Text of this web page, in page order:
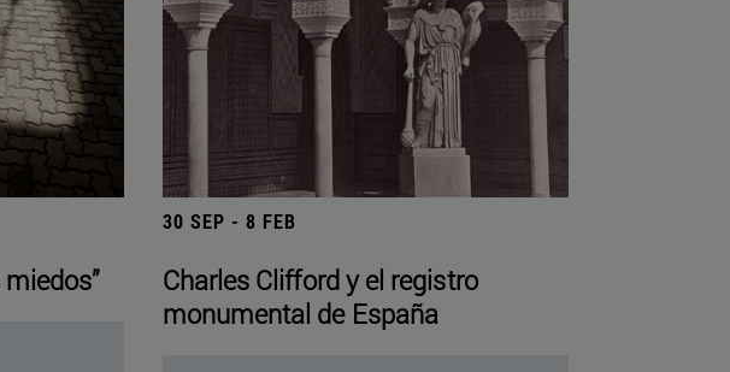
30 SEP - 8 FEB
Charles Clifford y el registro
monumental de España